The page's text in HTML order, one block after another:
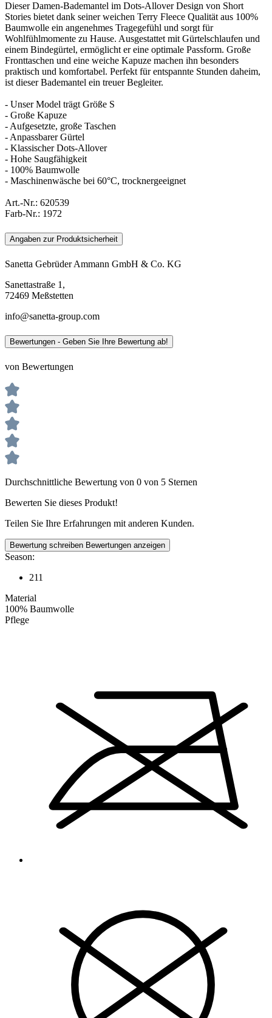
Dieser Damen-Bademantel im Dots-Allover Design von Short
Stories bietet dank seiner weichen Terry Fleece Qualität aus 100%
Baumwolle ein angenehmes Tragegefühl und sorgt für
Wohlfühlmomente zu Hause. Ausgestattet mit Gürtelschlaufen und
einem Bindegürtel, ermöglicht er eine optimale Passform. Große
Fronttaschen und eine weiche Kapuze machen ihn besonders
praktisch und komfortabel. Perfekt für entspannte Stunden daheim,
ist dieser Bademantel ein treuer Begleiter.
- Unser Model trägt Größe S
- Große Kapuze
- Aufgesetzte, große Taschen
- Anpassbarer Gürtel
- Klassischer Dots-Allover
- Hohe Saugfähigkeit
- 100% Baumwolle
- Maschinenwäsche bei 60°C, trocknergeeignet
Art.-Nr.: 620539
Farb-Nr.: 1972
Angaben zur Produktsicherheit
Sanetta Gebrüder Ammann GmbH & Co. KG
Sanettastraße 1,
72469 Meßstetten
info@sanetta-group.com
Bewertungen - Geben Sie Ihre Bewertung ab!
von Bewertungen
Durchschnittliche Bewertung von 0 von 5 Sternen
Bewerten Sie dieses Produkt!
Teilen Sie Ihre Erfahrungen mit anderen Kunden.
Bewertung schreiben Bewertungen anzeigen
Season:
211
Material
100% Baumwolle
Pflege